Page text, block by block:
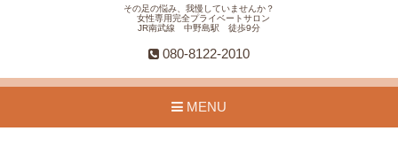
その足の悩み、我慢していませんか？
女性専用完全プライベートサロン
JR南武線 中野島駅 徒歩9分
080-8122-2010
MENU